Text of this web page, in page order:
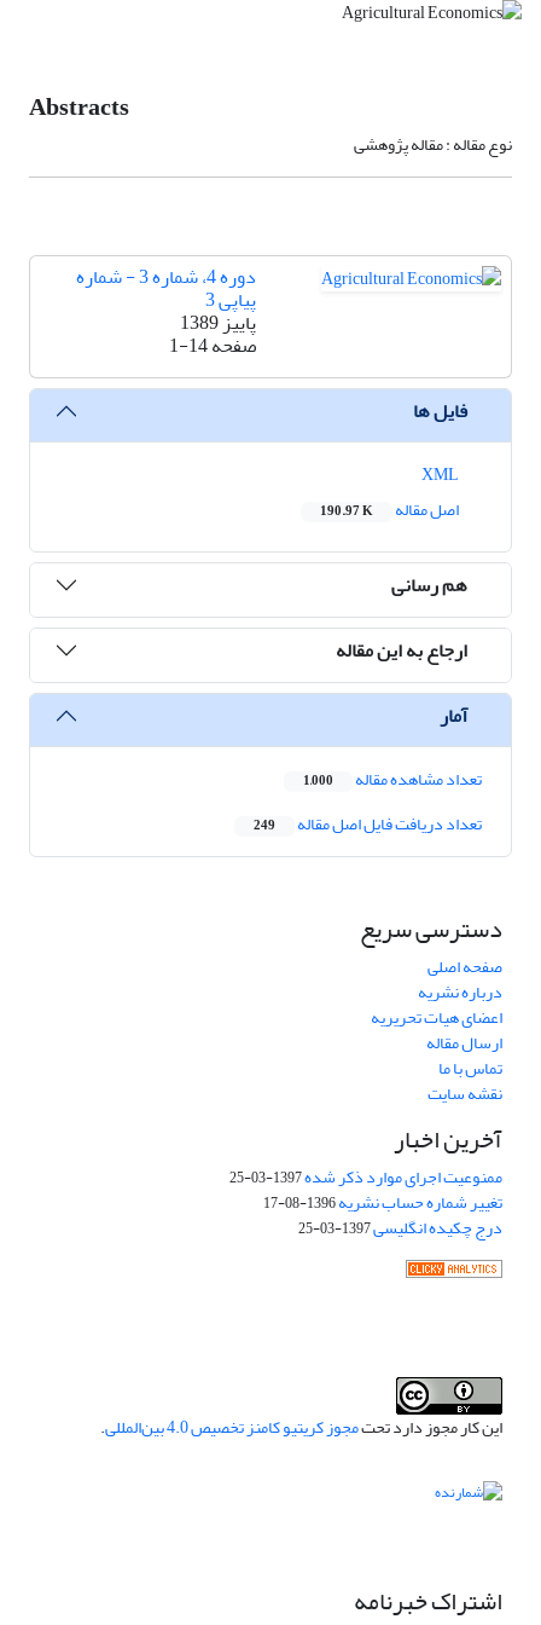
Abstracts
نوع مقاله : مقاله پژوهشی
دوره 4، شماره 3 - شماره
پیاپی 3
پاییز 1389
صفحه1-14
فایل ها
اصل مقاله
190.97 K
هم رسانی
ارجاع به این مقاله
آمار
تعداد مشاهده مقاله 1,000
تعداد دریافت فایل اصل مقاله 249
دسترسی سریع
صفحه اصلی
درباره نشریه
اعضای هیات تحریریه
ارسال مقاله
تماس با ما
نقشه سایت
آخرین اخبار
ممنوعیت اجرای موارد ذکر شده1397-03-25
تغییر شماره حساب نشریه1396-08-17
درج چکیده انگلیسی1397-03-25
این کار مجوز دارد تحتمجوز کریتیو کامنز تخصیص 4.0 بین‌المللی .
اشتراک خبرنامه